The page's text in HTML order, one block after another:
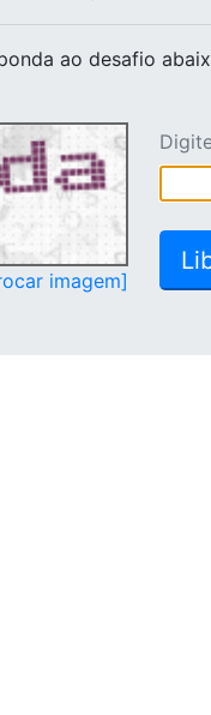
ao desafio
imagem]